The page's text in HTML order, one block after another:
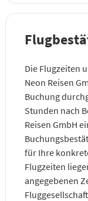
Die Flugzeiten
Neon Reisen
Buchung
Stunden nach
Reisen GmbH
für Ihre
Flugzeiten
angegebenen